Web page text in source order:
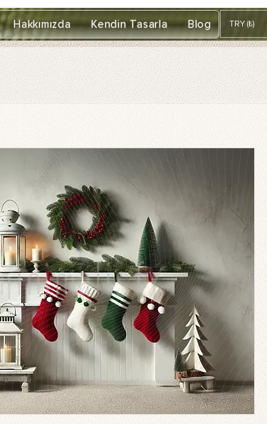
Hakkımızda Kendin Tasarla Blog TRY (₺)